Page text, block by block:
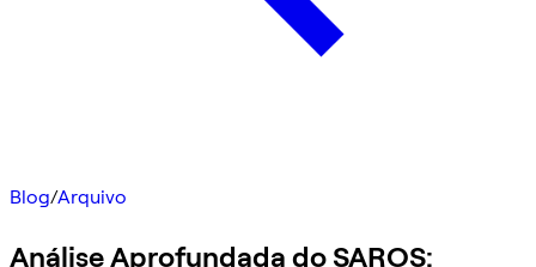
Blog/Arquivo
Análise Aprofundada do SAROS: